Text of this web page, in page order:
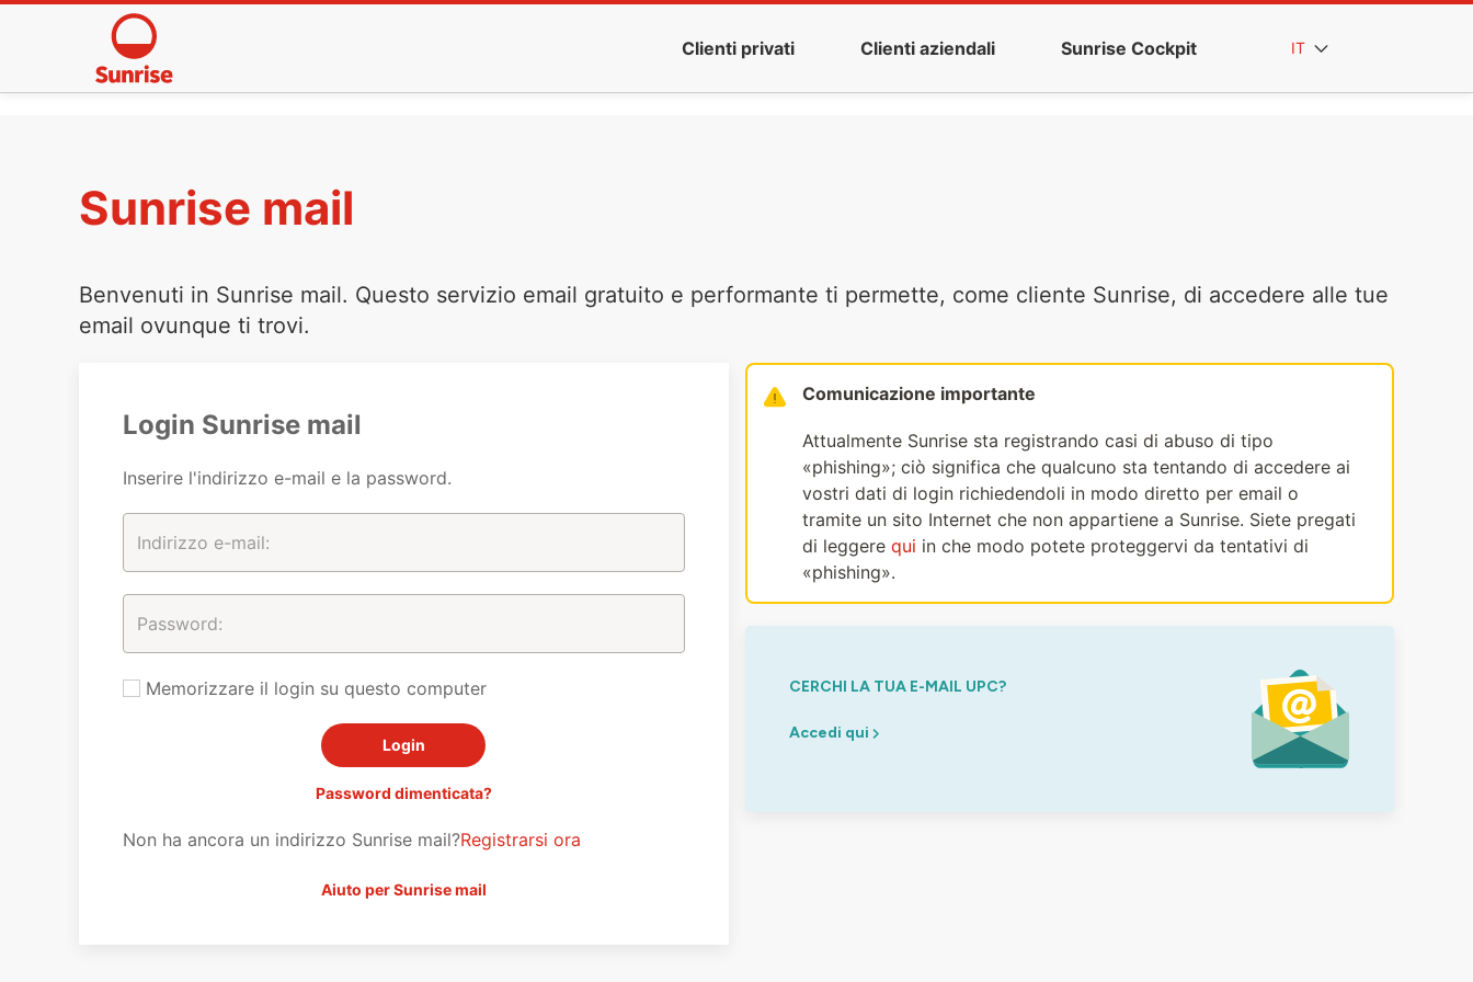
Clienti privati Clienti aziendali Sunrise Cockpit IT
Sunrise mail
Benvenuti in Sunrise mail. Questo servizio email gratuito e performante ti permette, come cliente Sunrise, di accedere alle tue
email ovunque ti trovi.
Login Sunrise mail
Inserire l'indirizzo e-mail e la password.
Memorizzare il login su questo computer
Password dimenticata?
Non ha ancora un indirizzo Sunrise mail?Registrarsi ora
Aiuto per Sunrise mail
Comunicazione importante
Attualmente Sunrise sta registrando casi di abuso di tipo
«phishing»; ciò significa che qualcuno sta tentando di accedere ai
vostri dati di login richiedendoli in modo diretto per email o
tramite un sito Internet che non appartiene a Sunrise. Siete pregati
di leggere qui in che modo potete proteggervi da tentativi di
«phishing».
CERCHI LA TUA E-MAIL UPC?
Accedi qui